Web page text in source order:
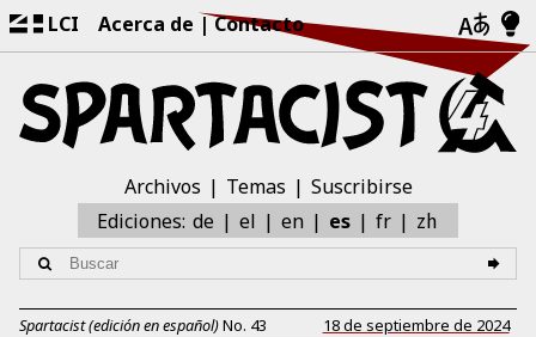
LCI Acerca de Contacto
Archivos Temas
Suscribirse
Ediciones: de el en es fr zh
Spartacist (edición en español)No. 43 18 de septiembre de 2024